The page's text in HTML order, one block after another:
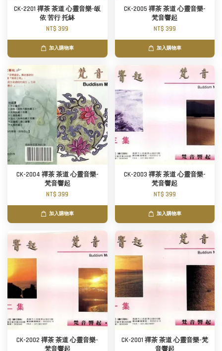
CK-2201 禪茶 茶道 心靈音樂-皈
依 苦行 托缽
NT$ 399
加入購物車
CK-2005 禪茶 茶道 心靈音樂-
梵音響起
NT$ 399
加入購物車
CK-2004 禪茶 茶道 心靈音樂-
梵音響起
NT$ 399
加入購物車
CK-2003 禪茶 茶道 心靈音樂-
梵音響起
NT$ 399
加入購物車
CK-2002 禪茶 茶道 心靈音樂-
梵音響起
CK-2001 禪茶 茶道 心靈音樂-梵
音響起